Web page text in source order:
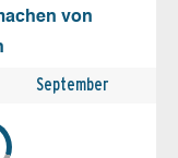
von
September